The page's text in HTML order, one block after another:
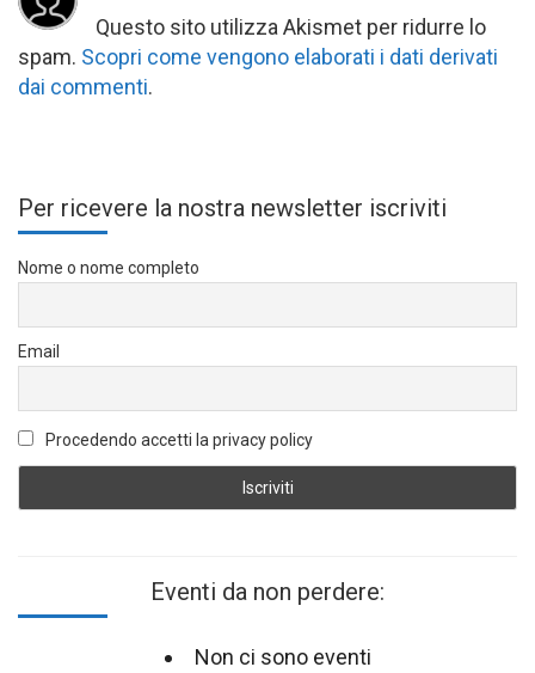
Questo sito utilizza Akismet per ridurre lo
spam. Scopri come vengono elaborati i dati derivati
dai commenti.
Per ricevere la nostra newsletter iscriviti
Nome o nome completo
Email
Procedendo accetti la privacy policy
Eventi da non perdere:
Non ci sono eventi